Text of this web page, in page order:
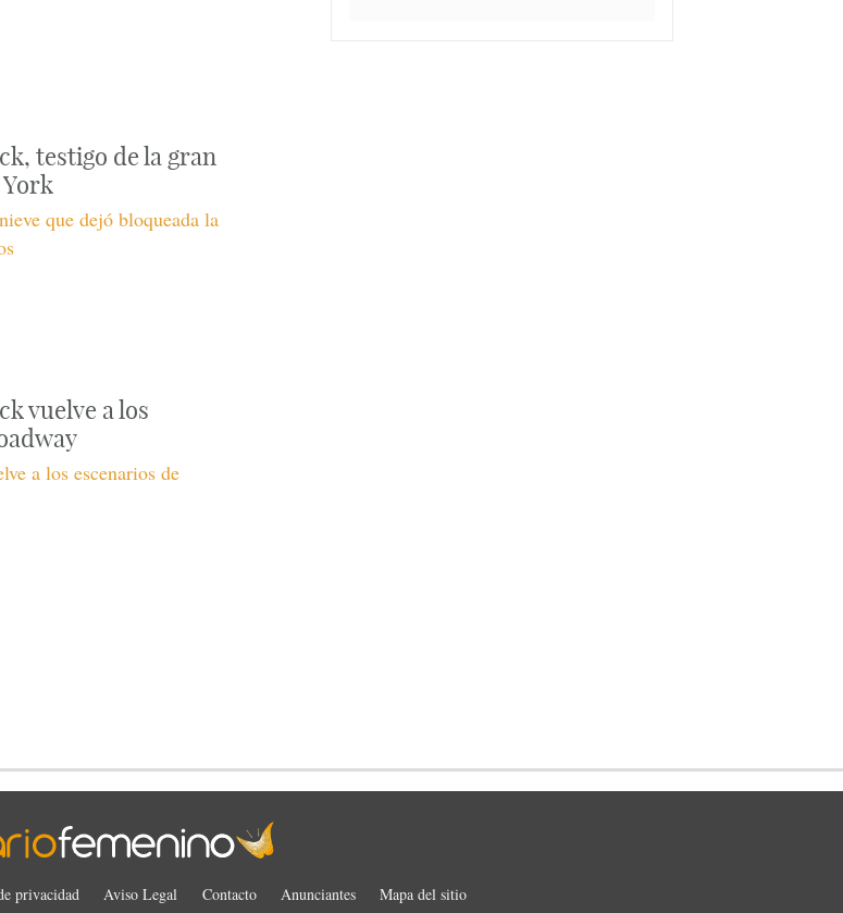
testigo de la gran
que dejó bloqueada la
vuelve a los
a los escenarios de
privacidad Aviso Legal Contacto Anunciantes Mapa del sitio